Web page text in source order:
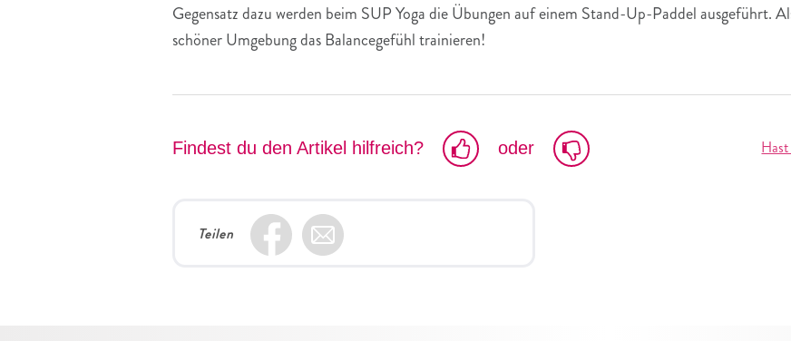
Gegensatz dazu werden beim SUP Yoga die Übungen auf einem Stand-Up-Paddel ausgeführt.
schöner Umgebung das Balancegefühl trainieren!
Findest du den Artikel hilfreich? oder
Teilen